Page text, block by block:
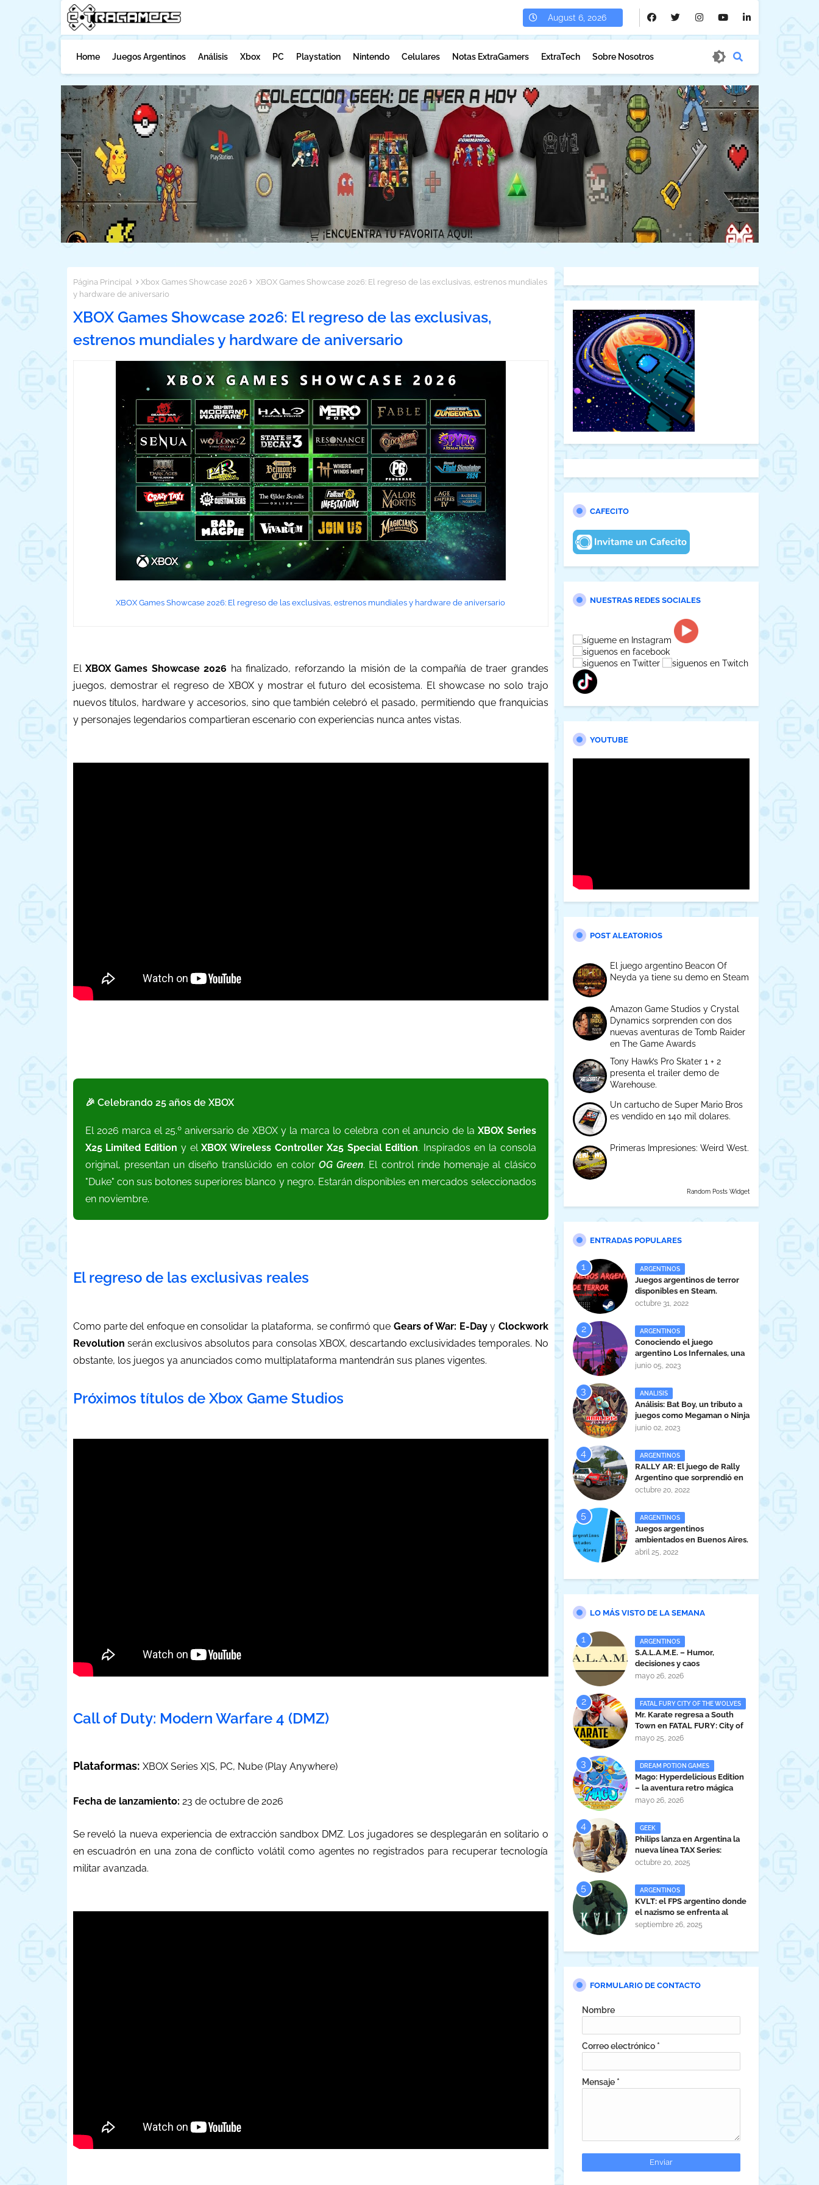
August 6, 2026
Home Juegos Argentinos Análisis Xbox PC Playstation Nintendo Celulares Notas ExtraGamers ExtraTech Sobre Nosotros
Página Principal Xbox Games Showcase 2026
XBOX Games Showcase 2026: El regreso de las exclusivas, estrenos mundiales
y hardware de aniversario
XBOX Games Showcase 2026: El regreso de las exclusivas,
estrenos mundiales y hardware de aniversario
XBOX Games Showcase 2026: El regreso de las exclusivas, estrenos mundiales y hardware de aniversario
El XBOX Games Showcase 2026 ha finalizado, reforzando la misión de la compañía de traer grandes
juegos, demostrar el regreso de XBOX y mostrar el futuro del ecosistema. El showcase no solo trajo
nuevos títulos, hardware y accesorios, sino que también celebró el pasado, permitiendo que franquicias
y personajes legendarios compartieran escenario con experiencias nunca antes vistas.
🎉 Celebrando 25 años de XBOX
El 2026 marca el 25.º aniversario de XBOX y la marca lo celebra con el anuncio de laXBOX Series
X25 Limited Edition y elXBOX Wireless Controller X25 Special Edition. Inspirados en la consola
original, presentan un diseño translúcido en color OG Green. El control rinde homenaje al clásico
"Duke" con sus botones superiores blanco y negro. Estarán disponibles en mercados seleccionados
en noviembre.
El regreso de las exclusivas reales
Como parte del enfoque en consolidar la plataforma, se confirmó que Gears of War: E-Dayy Clockwork
Revolution serán exclusivos absolutos para consolas XBOX, descartando exclusividades temporales. No
obstante, los juegos ya anunciados como multiplataforma mantendrán sus planes vigentes.
Próximos títulos de Xbox Game Studios
Call of Duty: Modern Warfare 4 (DMZ)
Plataformas: XBOX Series X|S, PC, Nube (Play Anywhere)
Fecha de lanzamiento: 23 de octubre de 2026
Se reveló la nueva experiencia de extracción sandbox DMZ. Los jugadores se desplegarán en solitario o
en escuadrón en una zona de conflicto volátil como agentes no registrados para recuperar tecnología
militar avanzada.
CAFECITO
NUESTRAS REDES SOCIALES
YOUTUBE
POST ALEATORIOS
El juego argentino Beacon Of
Neyda ya tiene su demo en Steam
Amazon Game Studios y Crystal
Dynamics sorprenden con dos
nuevas aventuras de Tomb Raider
en The Game Awards
Tony Hawk’s Pro Skater 1 + 2
presenta el trailer demo de
Warehouse.
Un cartucho de Super Mario Bros
es vendido en 140 mil dolares.
Primeras Impresiones: Weird West.
Random Posts Widget
ENTRADAS POPULARES
ARGENTINOS
Juegos argentinos de terror
disponibles en Steam.
octubre 31, 2022
ARGENTINOS
Conociendo el juego
argentino Los Infernales, una
maravilla tucumana
junio 05, 2023
ANALISIS
Análisis: Bat Boy, un tributo a
juegos como Megaman o Ninja
Gaiden
junio 02, 2023
ARGENTINOS
RALLY AR: El juego de Rally
Argentino que sorprendió en
la EVA 2022.
octubre 20, 2022
ARGENTINOS
Juegos argentinos
ambientados en Buenos Aires.
abril 25, 2022
LO MÁS VISTO DE LA SEMANA
ARGENTINOS
S.A.L.A.M.E. – Humor,
decisiones y caos
administrativo en clave gamer
mayo 26, 2026
FATAL FURY CITY OF THE WOLVES
Mr. Karate regresa a South
Town en FATAL FURY: City of
the Wolves
mayo 25, 2026
DREAM POTION GAMES
Mago: Hyperdelicious Edition
– la aventura retro mágica
peruana llega en 2026
mayo 26, 2026
GEEK
Philips lanza en Argentina la
nueva línea TAX Series:
Powerful Sound Anywhere
octubre 20, 2025
ARGENTINOS
KVLT: el FPS argentino donde
el nazismo se enfrenta al
horror cósmico
septiembre 26, 2025
FORMULARIO DE CONTACTO
Nombre
Correo electrónico *
Mensaje *